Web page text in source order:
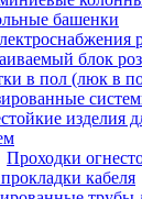
башенки
блок
в пол (люк в
изделия
Проходки
кабеля